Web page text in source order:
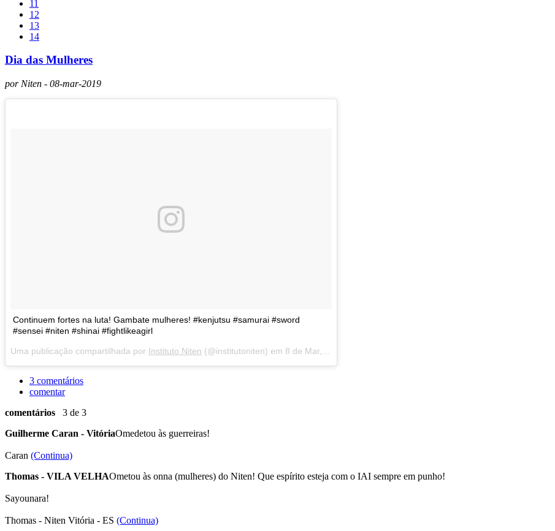
11
12
13
14
Dia das Mulheres
por Niten - 08-mar-2019
Continuem fortes na luta! Gambate mulheres! #kenjutsu #samurai #sword
#sensei #niten #shinai #fightlikeagirl
Uma publicação compartilhada por Instituto Niten (@institutoniten) em 8 de Mar, 2019 às 2:30 PST
3 comentários
comentar
comentários 3 de 3
Guilherme Caran - VitóriaOmedetou às guerreiras!
Caran (Continua)
Thomas - VILA VELHAOmetou às onna (mulheres) do Niten! Que espírito esteja com o IAI sempre em punho!
Sayounara!
Thomas - Niten Vitória - ES (Continua)